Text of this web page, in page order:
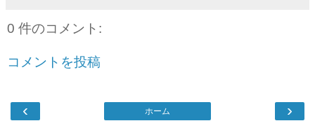
0 件のコメント:
コメントを投稿
‹ ›
ホーム